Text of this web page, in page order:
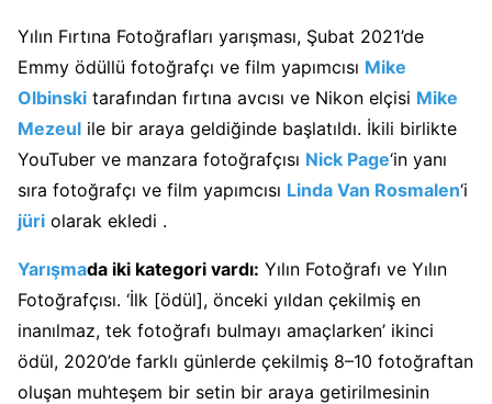
Yılın Fırtına Fotoğrafları yarışması, Şubat 2021’de
Emmy ödüllü fotoğrafçı ve film yapımcısı Mike
Olbinski tarafından fırtına avcısı ve Nikon elçisi Mike
Mezeul ile bir araya geldiğinde başlatıldı. İkili birlikte
YouTuber ve manzara fotoğrafçısı Nick Page‘in yanı
sıra fotoğrafçı ve film yapımcısı Linda Van Rosmalen‘i
jüri olarak ekledi .
Yarışmada iki kategori vardı: Yılın Fotoğrafı ve Yılın
Fotoğrafçısı. ‘İlk [ödül], önceki yıldan çekilmiş en
inanılmaz, tek fotoğrafı bulmayı amaçlarken’ ikinci
ödül, 2020’de farklı günlerde çekilmiş 8–10 fotoğraftan
oluşan muhteşem bir setin bir araya getirilmesinin